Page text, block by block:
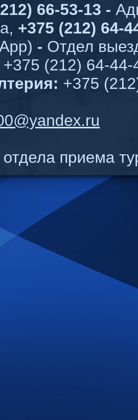
66-53-13 -
+375 (212) 64-
- Отдел
+375 (212) 64-44-
+375
приема